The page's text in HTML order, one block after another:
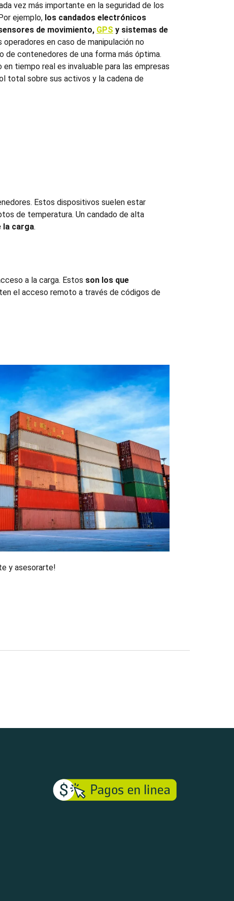
vez más importante en la seguridad de los
ejemplo, los candados electrónicos
de movimiento, GPS y sistemas de
operadores en caso de manipulación no
de contenedores de una forma más óptima.
tiempo real es invaluable para las empresas
total sobre sus activos y la cadena de
Estos dispositivos suelen estar
de temperatura. Un candado de alta
la carga.
a la carga. Estos son los que
el acceso remoto a través de códigos de
y asesorarte!